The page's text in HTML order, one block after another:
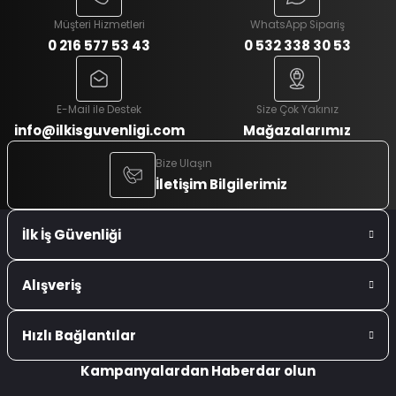
Müşteri Hizmetleri
0 216 577 53 43
WhatsApp Sipariş
0 532 338 30 53
E-Mail ile Destek
info@ilkisguvenligi.com
Size Çok Yakınız
Mağazalarımız
Bize Ulaşın
İletişim Bilgilerimiz
İlk İş Güvenliği
Alışveriş
Hızlı Bağlantılar
Kampanyalardan Haberdar olun